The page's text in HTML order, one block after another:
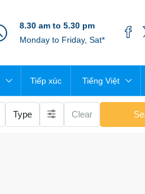
8.30 am to 5.30 pm
Monday to Friday, Sat*
Tiếp xúc Tiếng Việt
Type Clear